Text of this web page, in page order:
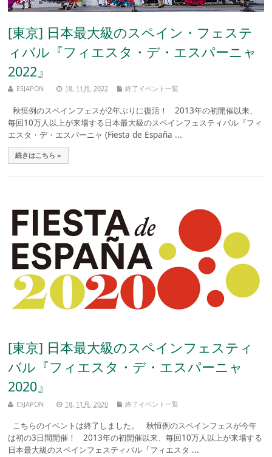
[東京] 日本最大級のスペイン・フェステ
ィバル『フィエスタ・デ・エスパーニャ
2022』
ESJAPON 18, 11月, 2022 終了イベント一覧
秋恒例のスペインフェスが2年ぶりに復活！ 2013年の初開催以来、
毎回10万人以上が来場する日本最大級のスペインフェスティバル『フィ
エスタ・デ・エスパーニャ (Fiesta de España ...
続きはこちら »
[東京] 日本最大級のスペインフェスティ
バル『フィエスタ・デ・エスパーニャ
2020』
ESJAPON 18, 11月, 2020 終了イベント一覧
こちらのイベントは終了しました。 秋恒例のスペインフェスが今年
は初の3日間開催！ 2013年の初開催以来、毎回10万人以上が来場する
日本最大級のスペインフェスティバル『フィエスタ ...